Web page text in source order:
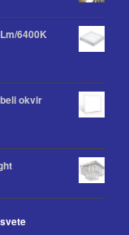
6400K
okvir